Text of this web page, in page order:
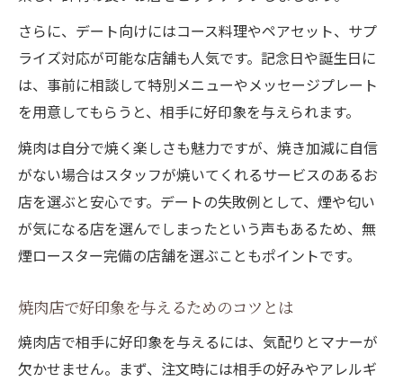
さらに、デート向けにはコース料理やペアセット、サプ
ライズ対応が可能な店舗も人気です。記念日や誕生日に
は、事前に相談して特別メニューやメッセージプレート
を用意してもらうと、相手に好印象を与えられます。
焼肉は自分で焼く楽しさも魅力ですが、焼き加減に自信
がない場合はスタッフが焼いてくれるサービスのあるお
店を選ぶと安心です。デートの失敗例として、煙や匂い
が気になる店を選んでしまったという声もあるため、無
煙ロースター完備の店舗を選ぶこともポイントです。
焼肉店で好印象を与えるためのコツとは
焼肉店で相手に好印象を与えるには、気配りとマナーが
欠かせません。まず、注文時には相手の好みやアレルギ